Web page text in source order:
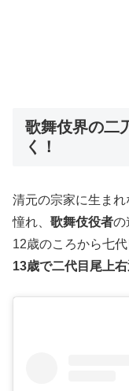
歌舞伎界の二
く！
清元の宗家に生ま
憧れ、 歌舞伎役者の
12歳のころから七
13歳で二代目尾上